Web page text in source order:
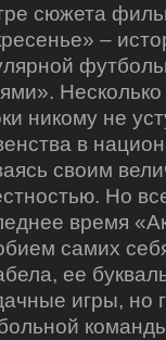
сюжета
–
никому не
в
своим
Но
время
самих
ее
игры, но